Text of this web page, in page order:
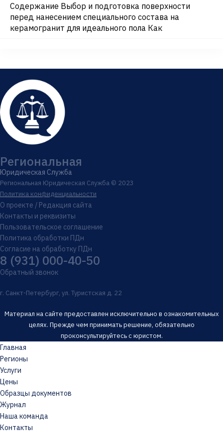
Содержание Выбор и подготовка поверхности
перед нанесением специального состава на
керамогранит для идеального пола Как
Региональная
Юридическая Служба
Региональная Юридическая Служба © 2023
Политика конфиденциальности
О проекте / Редакция сайта
Контакты и реквизиты
Пользовательское соглашение
Политика обработки ПДн
Согласие на обработку ПДн
8 (931) 000-40-50
Обратный звонок
г. Санкт-Петербург, ул. Туристская д. 22
Материал на сайте предоставлен исключительно в ознакомительных
целях. Прежде чем принимать решение, обязательно
проконсультируйтесь с юристом.
Главная
Регионы
Услуги
Цены
Образцы документов
Журнал
Наша команда
Контакты